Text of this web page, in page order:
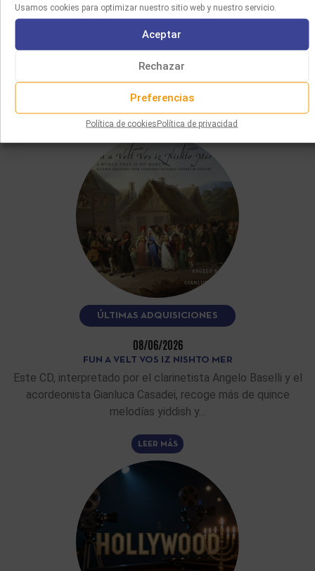
Usamos cookies para optimizar nuestro sitio web y nuestro servicio.
Aceptar
Rechazar
Preferencias
Política de cookiesPolítica de privacidad
TAMBIÉN LE GUSTARÁ
ÚLTIMAS ADQUISICIONES
08/06/2026
FUN A VELT VOS IZ NISHTO MER
Este CD, interpretado por el clarinetista Angelo Baselli y el
acordeonista Gianluca Casadei, recoge más de quince
melodías yiddish y…
LEER MÁS